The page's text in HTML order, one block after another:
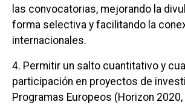
las convocatorias, mejorando la
forma selectiva y facilitando la
internacionales.
4. Permitir un salto cuantitativo y
participación en proyectos de
Programas Europeos (Horizon 2020,